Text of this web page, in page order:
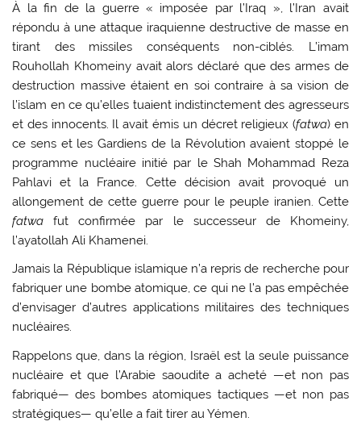
À la fin de la guerre « imposée par l’Iraq », l’Iran avait
répondu à une attaque iraquienne destructive de masse en
tirant des missiles conséquents non-ciblés. L’imam
Rouhollah Khomeiny avait alors déclaré que des armes de
destruction massive étaient en soi contraire à sa vision de
l’islam en ce qu’elles tuaient indistinctement des agresseurs
et des innocents. Il avait émis un décret religieux (fatwa) en
ce sens et les Gardiens de la Révolution avaient stoppé le
programme nucléaire initié par le Shah Mohammad Reza
Pahlavi et la France. Cette décision avait provoqué un
allongement de cette guerre pour le peuple iranien. Cette
fatwa fut confirmée par le successeur de Khomeiny,
l’ayatollah Ali Khamenei.
Jamais la République islamique n’a repris de recherche pour
fabriquer une bombe atomique, ce qui ne l’a pas empêchée
d’envisager d’autres applications militaires des techniques
nucléaires.
Rappelons que, dans la région, Israël est la seule puissance
nucléaire et que l’Arabie saoudite a acheté —et non pas
fabriqué— des bombes atomiques tactiques —et non pas
stratégiques— qu’elle a fait tirer au Yémen.